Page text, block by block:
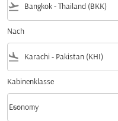
flight_takeoff
Nach
flight_land
Kabinenklasse
Kabinenklasse option Economy
Economy
keyboard_arrow_down